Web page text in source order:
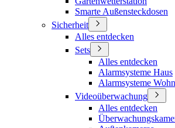
Smarte Außensteckdosen
Sicherheit
Alles entdecken
Sets
Alles entdecken
Alarmsysteme Haus
Alarmsysteme
Videoüberwachung
Alles entdecken